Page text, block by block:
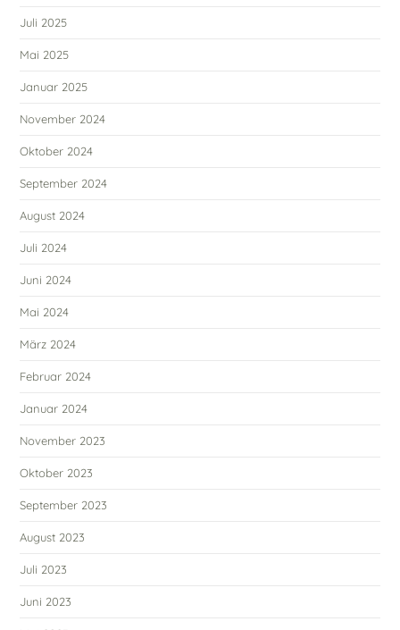
Juli 2025
Mai 2025
Januar 2025
November 2024
Oktober 2024
September 2024
August 2024
Juli 2024
Juni 2024
Mai 2024
März 2024
Februar 2024
Januar 2024
November 2023
Oktober 2023
September 2023
August 2023
Juli 2023
Juni 2023